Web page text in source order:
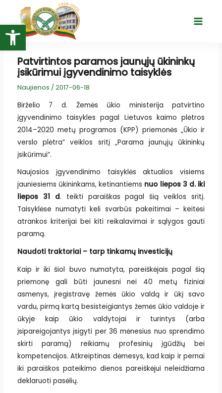
Open toolbar
turinio
Main
Patvirtintos paramos jaunųjų ūkininkų
įsikūrimui įgyvendinimo taisyklės
Naujienos / 2017-06-18
Birželio 7 d. Žemės ūkio ministerija patvirtino
įgyvendinimo taisykles pagal Lietuvos kaimo plėtros
2014–2020 metų programos (KPP) priemonės „Ūkio ir
verslo plėtra“ veiklos sritį „Parama jaunųjų ūkininkų
įsikūrimui“.
Naujosios įgyvendinimo taisyklės aktualios visiems
jauniesiems ūkininkams, ketinantiems nuo liepos 3 d. iki
liepos 31 d. teikti paraiškas pagal šią veiklos sritį.
Taisyklėse numatyti keli svarbūs pakeitimai – keitėsi
atrankos kriterijai bei kiti reikalavimai ir sąlygos gauti
paramą.
Naudoti traktoriai – tarp tinkamų investicijų
Kaip ir iki šiol buvo numatyta, pareiškėjais pagal šią
priemonę gali būti jaunesni nei 40 metų fiziniai
asmenys, įregistravę žemės ūkio valdą ir ūkį savo
vardu, pirmą kartą besisteigiantys žemės ūkio valdoje ir
ūkyje kaip ūkio valdytojai ir turintys (arba
įsipareigojantys įsigyti per 36 mėnesius nuo sprendimo
skirti paramą) reikiamų profesinių įgūdžių bei
kompetencijos. Atkreiptinas dėmesys, kad kaip ir pernai
iki paraiškos pateikimo dienos pareiškėjui neleidžiama
deklaruoti pasėlių.